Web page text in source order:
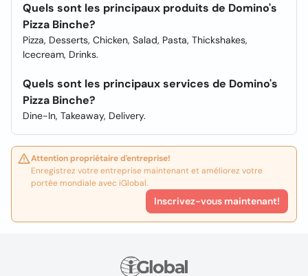
Quels sont les principaux produits de Domino's
Pizza Binche?
Pizza, Desserts, Chicken, Salad, Pasta, Thickshakes,
Icecream, Drinks.
Quels sont les principaux services de Domino's
Pizza Binche?
Dine-In, Takeaway, Delivery.
Attention propriétaire d'entreprise!
Enregistrez votre entreprise maintenant et améliorez votre
portée mondiale avec iGlobal.
Inscrivez-vous maintenant!